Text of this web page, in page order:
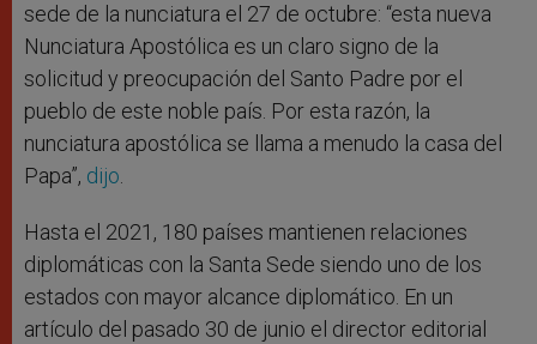
sede de la nunciatura el 27 de octubre: “esta nueva
Nunciatura Apostólica es un claro signo de la
solicitud y preocupación del Santo Padre por el
pueblo de este noble país. Por esta razón, la
nunciatura apostólica se llama a menudo la casa del
Papa”, dijo.
Hasta el 2021, 180 países mantienen relaciones
diplomáticas con la Santa Sede siendo uno de los
estados con mayor alcance diplomático. En un
artículo del pasado 30 de junio el director editorial